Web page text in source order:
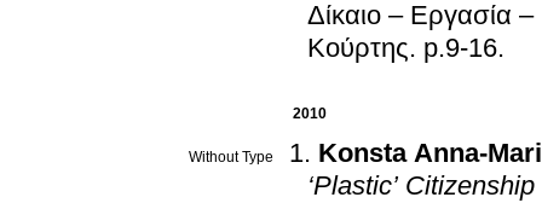
Δίκαιο – Εργασία
Κούρτης. p.9-16.
2010
Without Type
Konsta Anna-
‘Plastic’